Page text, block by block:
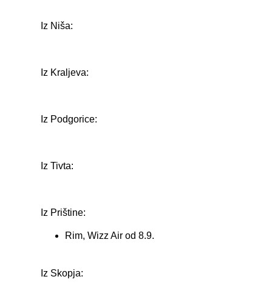
Iz Niša:
Iz Kraljeva:
Iz Podgorice:
Iz Tivta:
Iz Prištine:
Rim, Wizz Air od 8.9.
Iz Skopja: